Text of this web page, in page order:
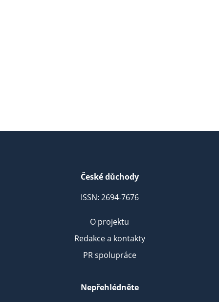
České důchody
ISSN: 2694-7676
O projektu
Redakce a kontakty
PR spolupráce
Nepřehlédněte